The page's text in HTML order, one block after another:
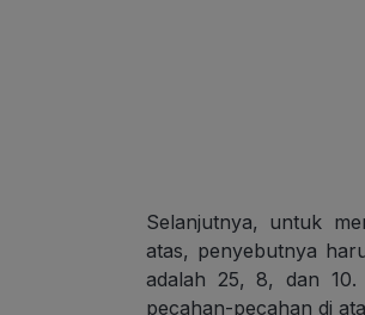
Selanjutnya, untuk
atas, penyebutnya
adalah 25, 8, dan
pecahan-pecahan di